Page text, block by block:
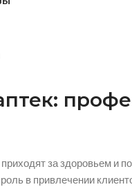
за здоровьем и
в привлечении